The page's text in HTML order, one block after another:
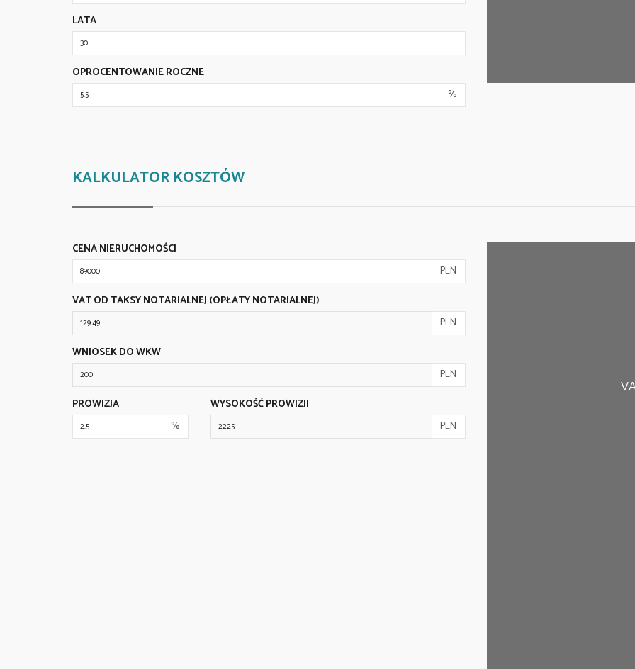
LATA
OPROCENTOWANIE ROCZNE
%
KALKULATOR KOSZTÓW
CENA NIERUCHOMOŚCI
PLN
VAT OD TAKSY NOTARIALNEJ (OPŁATY NOTARIALNEJ)
PLN
WNIOSEK DO WKW
PLN
PROWIZJA
%
WYSOKOŚĆ PROWIZJI
PLN